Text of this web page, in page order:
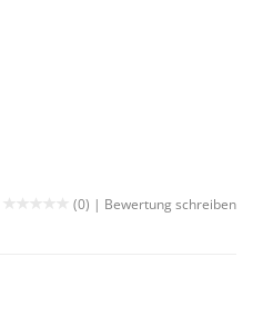
(0) | Bewertung schreiben